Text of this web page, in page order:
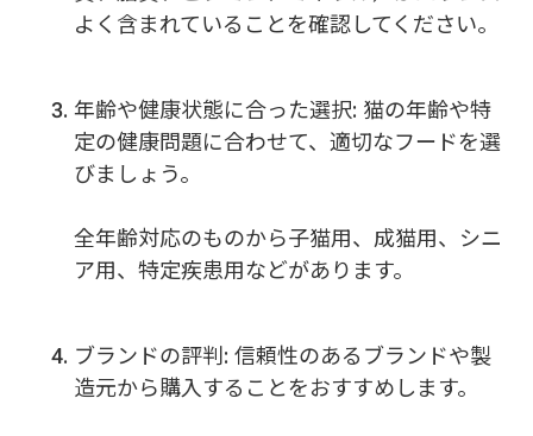
よく含まれていることを確認してください。
年齢や健康状態に合った選択: 猫の年齢や特
定の健康問題に合わせて、適切なフードを選
びましょう。
全年齢対応のものから子猫用、成猫用、シニ
ア用、特定疾患用などがあります。
ブランドの評判: 信頼性のあるブランドや製
造元から購入することをおすすめします。